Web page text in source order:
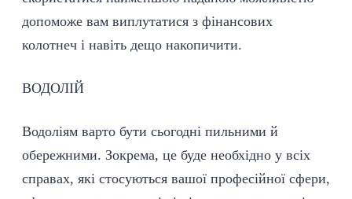
допоможе вам виплутатися з фінансових
колотнеч і навіть дещо накопичити.
ВОДОЛІЙ
Водоліям варто бути сьогодні пильними й
обережними. Зокрема, це буде необхідно у всіх
справах, які стосуються вашої професійної сфери,